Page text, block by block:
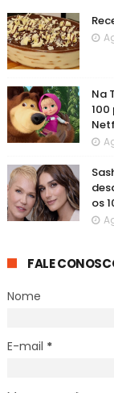
Na
100
os
FALE
Nome
E-mail *